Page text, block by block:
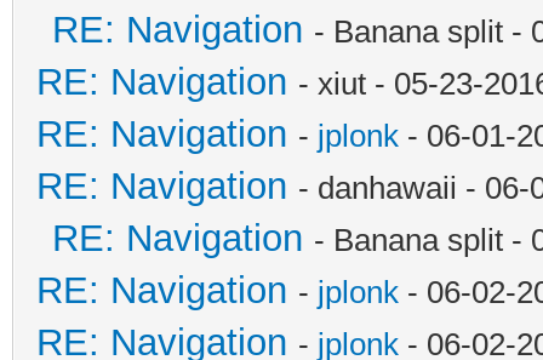
RE: Navigation - Banana split -
RE: Navigation - xiut - 05-23-
RE: Navigation - jplonk - 06-01-
RE: Navigation - danhawaii - 06-
RE: Navigation - Banana split -
RE: Navigation - jplonk - 06-02-
RE: Navigation - jplonk - 06-02-